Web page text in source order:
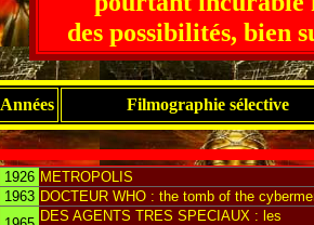
des possibilités, bien
Années Filmographie sélective
1926 METROPOLIS
1963 DOCTEUR WHO : the tomb of the
DES AGENTS TRES SPECIAUX : les